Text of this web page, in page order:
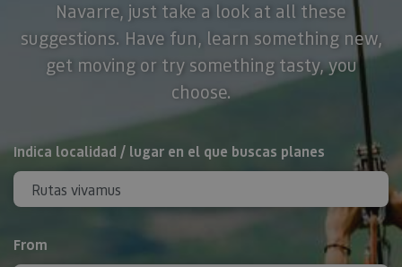
Navarre, just take a look at all these
suggestions. Have fun, learn something new,
get moving or try something tasty, you
choose.
Search
Indica localidad / lugar en el que buscas planes
From